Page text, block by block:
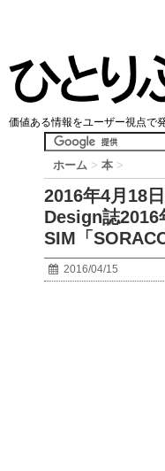
価値ある情報をユーザー視点で
ホーム > 本 >
2016年4月18
Design誌2016
SIM「
2016/04/15